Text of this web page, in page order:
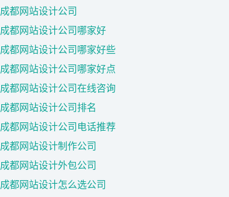
成都网站设计公司
成都网站设计公司哪家好
成都网站设计公司哪家好些
成都网站设计公司哪家好点
成都网站设计公司在线咨询
成都网站设计公司排名
成都网站设计公司电话推荐
成都网站设计制作公司
成都网站设计外包公司
成都网站设计怎么选公司